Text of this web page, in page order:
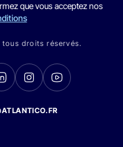
que vous acceptez nos
droits réservés.